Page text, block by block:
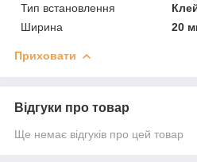
Тип встановлення
Ширина
20
Приховати
Відгуки про товар
Ще немає відгуків про цей товар